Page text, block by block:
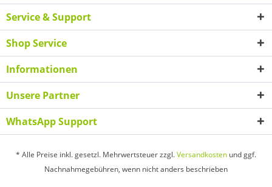
Service & Support
Shop Service
Informationen
Unsere Partner
WhatsApp Support
* Alle Preise inkl. gesetzl. Mehrwertsteuer zzgl.Versandkosten und ggf.
Nachnahmegebühren, wenn nicht anders beschrieben